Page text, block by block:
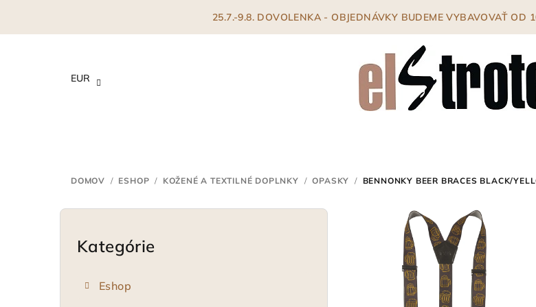
25.7.-9.8. DOVOLENKA - OBJEDNÁVKY BUDEME VYBAVOVAŤ OD
EUR
DOMOV / ESHOP / KOŽENÉ A TEXTILNÉ DOPLNKY / OPASKY / BENNONKY BEER BRACES BLACK/
B
Preskočiť
kategórie
Kategórie
Eshop